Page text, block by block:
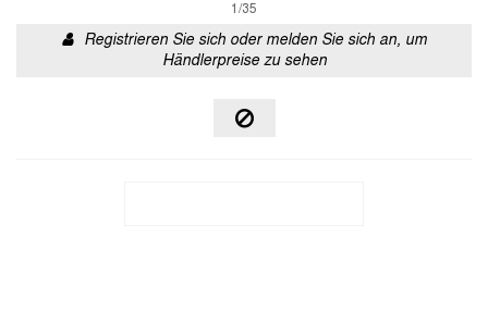
1/35
Registrieren Sie sich oder melden Sie sich an, um
Händlerpreise zu sehen